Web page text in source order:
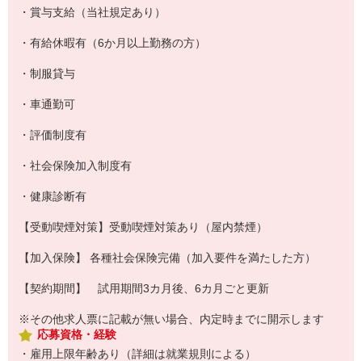
・賞与支給（当社規定あり）
・有給休暇有（6か月以上勤務の方）
・制服貸与
・車通勤可
・評価制度有
・社会保険加入制度有
・健康診断有
【受動喫煙対策】受動喫煙対策あり（屋内禁煙）
【加入保険】 各種社会保険完備（加入要件を満たした方）
【契約期間】 試用期間3カ月後、6カ月ごと更新
※その他求人票に記載が無い場合、内定時までに開示します
応募資格・経験
・雇用上限年齢あり（詳細は就業規則による）